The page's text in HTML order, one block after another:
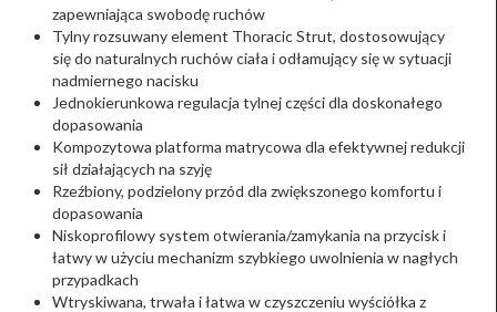
zapewniająca swobodę ruchów
Tylny rozsuwany element Thoracic Strut, dostosowujący
się do naturalnych ruchów ciała i odłamujący się w sytuacji
nadmiernego nacisku
Jednokierunkowa regulacja tylnej części dla doskonałego
dopasowania
Kompozytowa platforma matrycowa dla efektywnej redukcji
sił działających na szyję
Rzeźbiony, podzielony przód dla zwiększonego komfortu i
dopasowania
Niskoprofilowy system otwierania/zamykania na przycisk i
łatwy w użyciu mechanizm szybkiego uwolnienia w nagłych
przypadkach
Wtryskiwana, trwała i łatwa w czyszczeniu wyściółka z